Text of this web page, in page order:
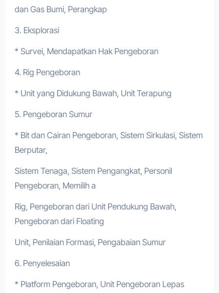
dan Gas Bumi, Perangkap
3. Eksplorasi
* Survei, Mendapatkan Hak Pengeboran
4. Rig Pengeboran
* Unit yang Didukung Bawah, Unit Terapung
5. Pengeboran Sumur
* Bit dan Cairan Pengeboran, Sistem Sirkulasi, Sistem
Berputar,
Sistem Tenaga, Sistem Pengangkat, Personil
Pengeboran, Memilih a
Rig, Pengeboran dari Unit Pendukung Bawah,
Pengeboran dari Floating
Unit, Penilaian Formasi, Pengabaian Sumur
6. Penyelesaian
* Platform Pengeboran, Unit Pengeboran Lepas